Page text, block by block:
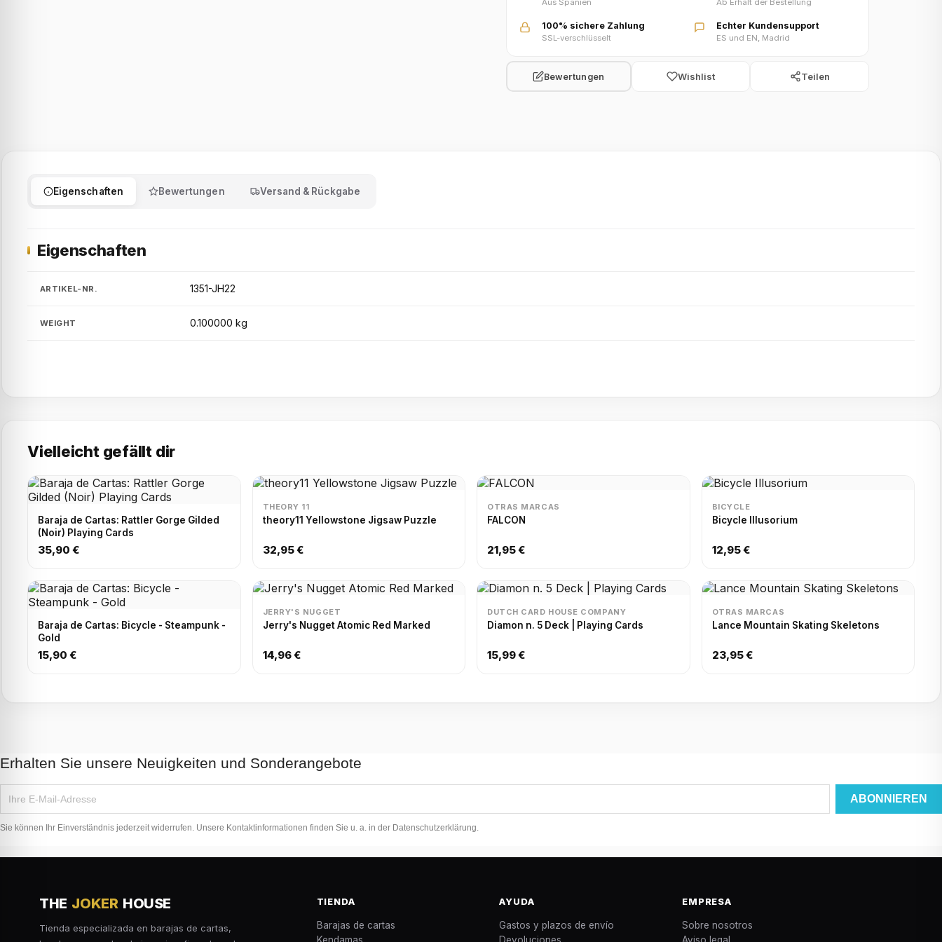
Aus Spanien Ab Erhalt der Bestellung
100% sichere Zahlung
SSL-verschlüsselt
Echter Kundensupport
ES und EN, Madrid
Bewertungen Wishlist Teilen
Eigenschaften Bewertungen Versand & Rückgabe
Eigenschaften
ARTIKEL-NR. 1351-JH22
WEIGHT 0.100000 kg
Vielleicht gefällt dir
Baraja de Cartas: Rattler Gorge Gilded
(Noir) Playing Cards
35,90 €
THEORY 11
theory11 Yellowstone Jigsaw Puzzle
32,95 €
OTRAS MARCAS
FALCON
21,95 €
BICYCLE
Bicycle Illusorium
12,95 €
Baraja de Cartas: Bicycle - Steampunk -
Gold
15,90 €
JERRY'S NUGGET
Jerry's Nugget Atomic Red Marked
14,96 €
DUTCH CARD HOUSE COMPANY
Diamon n. 5 Deck | Playing Cards
15,99 €
OTRAS MARCAS
Lance Mountain Skating Skeletons
23,95 €
Erhalten Sie unsere Neuigkeiten und Sonderangebote
Sie können Ihr Einverständnis jederzeit widerrufen. Unsere Kontaktinformationen finden Sie u. a. in der Datenschutzerklärung.
THE JOKER HOUSE
Tienda especializada en barajas de cartas,
TIENDA
Barajas de cartas
AYUDA
Gastos y plazos de envío
EMPRESA
Sobre nosotros